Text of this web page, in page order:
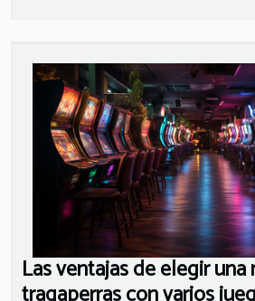
Las ventajas de elegir una